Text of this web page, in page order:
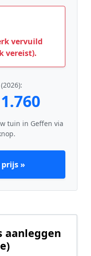
vervuild
vereist).
tuin in Geffen via
»
aanleggen